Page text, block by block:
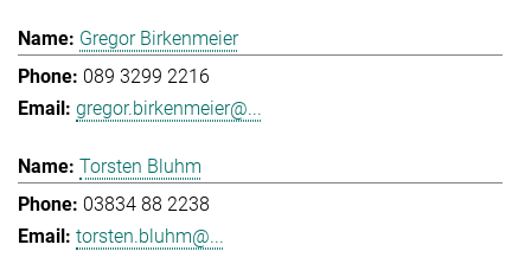
Gregor Birkenmeier
089 3299 2216
gregor.birkenmeier@...
Torsten Bluhm
03834 88 2238
torsten.bluhm@...